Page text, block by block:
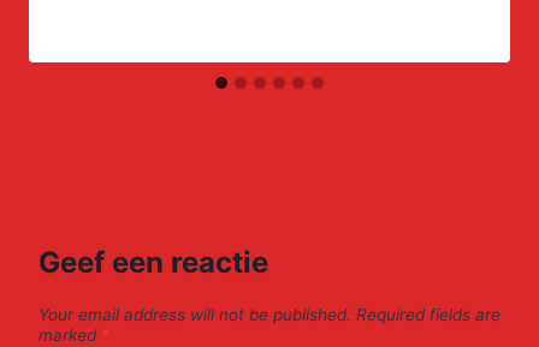
Geef een reactie
Your email address will not be published. Required fields are
marked *